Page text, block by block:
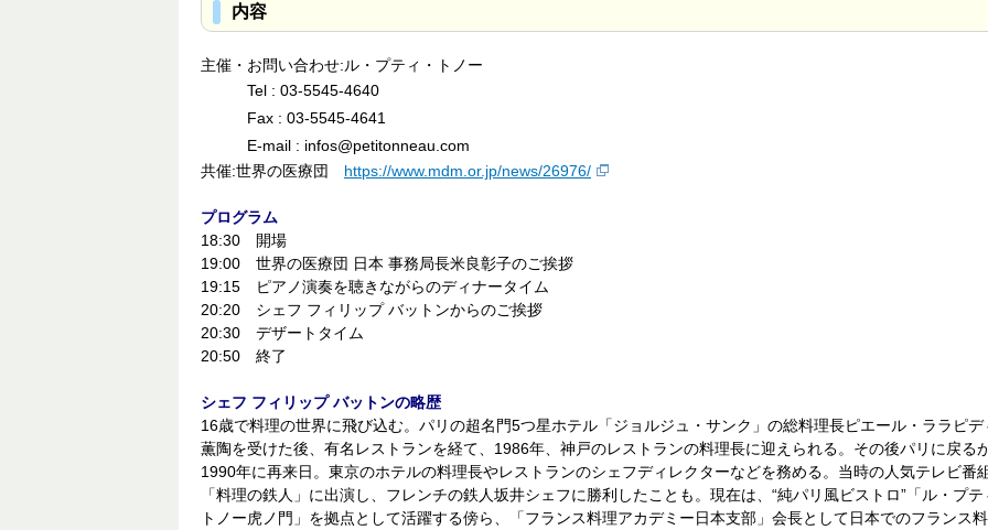
内容
主催・お問い合わせ:ル・プティ・トノー
Tel : 03-5545-4640
Fax : 03-5545-4641
E-mail : infos@petitonneau.com
共催:世界の医療団 https://www.mdm.or.jp/news/26976/
プログラム
18:30 開場
19:00 世界の医療団 日本 事務局長米良彰子のご挨拶
19:15 ピアノ演奏を聴きながらのディナータイム
20:20 シェフ フィリップ バットンからのご挨拶
20:30 デザートタイム
20:50 終了
シェフ フィリップ バットンの略歴
16歳で料理の世界に飛び込む。パリの超名門5つ星ホテル「ジョルジュ・サンク」の総料理長ピエール・ララピデ
薫陶を受けた後、有名レストランを経て、1986年、神戸のレストランの料理長に迎えられる。その後パリに戻る
1990年に再来日。東京のホテルの料理長やレストランのシェフディレクターなどを務める。当時の人気テレビ番
「料理の鉄人」に出演し、フレンチの鉄人坂井シェフに勝利したことも。現在は、“純パリ風ビストロ”「ル・プテ
トノー虎ノ門」を拠点として活躍する傍ら、「フランス料理アカデミー日本支部」会長として日本でのフランス